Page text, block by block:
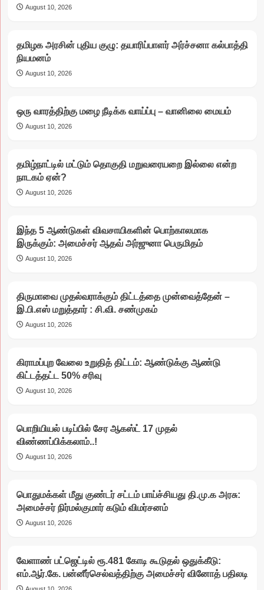
August 10, 2026
தமிழக அரசின் புதிய குழு: தயாரிப்பாளர் அர்ச்சனா கல்பாத்தி
நியமனம்
August 10, 2026
ஒரு வாரத்திற்கு மழை நீடிக்க வாய்ப்பு – வானிலை மையம்
August 10, 2026
தமிழ்நாட்டில் மட்டும் தொகுதி மறுவரையறை இல்லை என்ற
நாடகம் ஏன்?
August 10, 2026
இந்த 5 ஆண்டுகள் விவசாயிகளின் பொற்காலமாக
இருக்கும்: அமைச்சர் ஆதவ் அர்ஜுனா பெருமிதம்
August 10, 2026
திருமாவை முதல்வராக்கும் திட்டத்தை முன்வைத்தேன் –
இ.பி.எஸ் மறுத்தார் : சி.வி. சண்முகம்
August 10, 2026
கிராமப்புற வேலை உறுதித் திட்டம்: ஆண்டுக்கு ஆண்டு
கிட்டத்தட்ட 50% சரிவு
August 10, 2026
பொறியியல் படிப்பில் சேர ஆகஸ்ட் 17 முதல்
விண்ணப்பிக்கலாம்..!
August 10, 2026
பொதுமக்கள் மீது குண்டர் சட்டம் பாய்ச்சியது தி.மு.க அரசு:
அமைச்சர் நிர்மல்குமார் கடும் விமர்சனம்
August 10, 2026
வேளாண் பட்ஜெட்டில் ரூ.481 கோடி கூடுதல் ஒதுக்கீடு:
எம்.ஆர்.கே. பன்னீர்செல்வத்திற்கு அமைச்சர் வினோத் பதிலடி